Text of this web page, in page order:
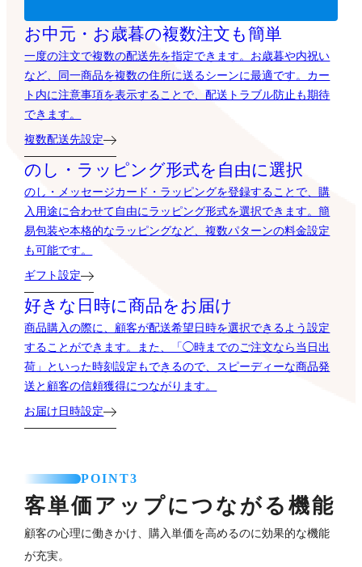
お中元・お歳暮の複数注文も簡単
一度の注文で複数の配送先を指定できます。お歳暮や内祝い
など、同一商品を複数の住所に送るシーンに最適です。カー
ト内に注意事項を表示することで、配送トラブル防止も期待
できます。
複数配送先設定
のし・ラッピング形式を自由に選択
のし・メッセージカード・ラッピングを登録することで、購
入用途に合わせて自由にラッピング形式を選択できます。簡
易包装や本格的なラッピングなど、複数パターンの料金設定
も可能です。
ギフト設定
好きな日時に商品をお届け
商品購入の際に、顧客が配送希望日時を選択できるよう設定
することができます。また、「◯時までのご注文なら当日出
荷」といった時刻設定もできるので、スピーディーな商品発
送と顧客の信頼獲得につながります。
お届け日時設定
POINT3
客単価アップにつながる機能
顧客の心理に働きかけ、購入単価を高めるのに効果的な機能
が充実。